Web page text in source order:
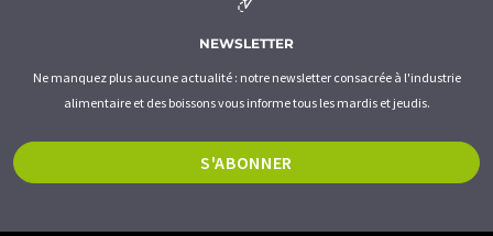
NEWSLETTER
Ne manquez plus aucune actualité : notre newsletter consacrée à l'industrie
alimentaire et des boissons vous informe tous les mardis et jeudis.
S'ABONNER